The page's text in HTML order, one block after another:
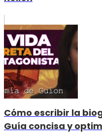
Cómo escribir la
Guía concisa y